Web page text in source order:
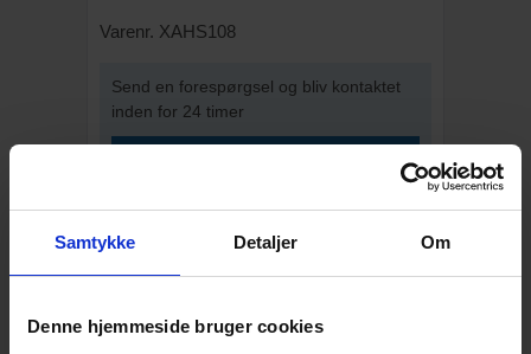
Samtykke Detaljer Om
Denne hjemmeside bruger cookies
Varenr. XAHS108
Send en forespørgsel og bliv kontaktet
inden for 24 timer